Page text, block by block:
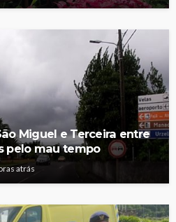
Miguel e Terceira entre
pelo mau tempo
atrás